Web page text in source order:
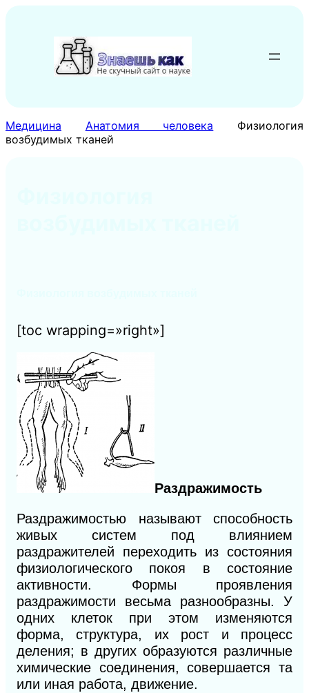
содержимому
Медицина Анатомия человека
Физиология
возбудимых тканей
[toc wrapping=»right»]
Раздражимость
Раздражимостью называют способность
живых систем под влиянием
раздражителей переходить из состояния
физиологического покоя в состояние
активности. Формы проявления
раздражимости весьма разнообразны. У
одних клеток при этом изменяются
форма, структура, их рост и процесс
деления; в других образуются различные
химические соединения, совершается та
или иная работа, движение.